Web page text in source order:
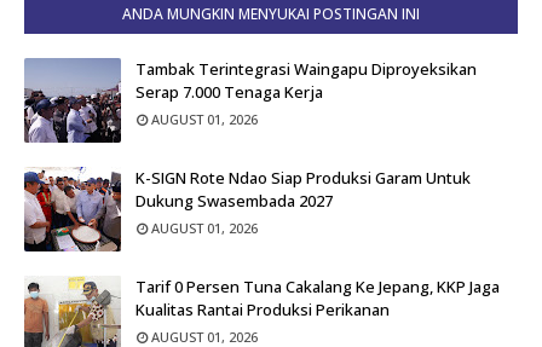
ANDA MUNGKIN MENYUKAI POSTINGAN INI
Tambak Terintegrasi Waingapu Diproyeksikan
Serap 7.000 Tenaga Kerja
AUGUST 01, 2026
K-SIGN Rote Ndao Siap Produksi Garam Untuk
Dukung Swasembada 2027
AUGUST 01, 2026
Tarif 0 Persen Tuna Cakalang Ke Jepang, KKP Jaga
Kualitas Rantai Produksi Perikanan
AUGUST 01, 2026